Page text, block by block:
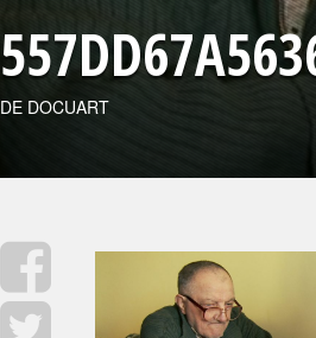
DE DOCUART